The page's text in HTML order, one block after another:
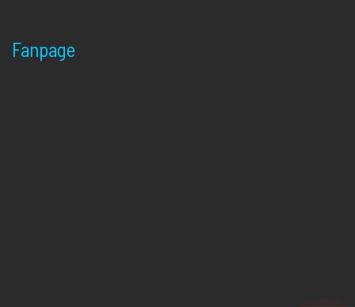
Fanpage